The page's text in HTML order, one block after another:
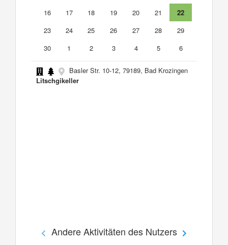
16
17 18 19 20 21
22
23
24 25 26 27 28
29
30
1 2 3 4 5 6
Basler Str. 10-12, 79189, Bad Krozingen
Litschgikeller
Andere Aktivitäten des Nutzers